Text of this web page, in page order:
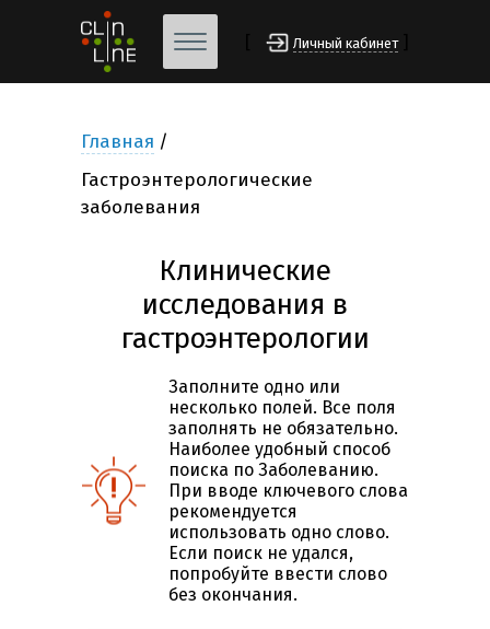
Личный кабинет
Главная
Гастроэнтерологические
заболевания
Клинические
исследования в
гастроэнтерологии
Заполните одно или
несколько полей. Все поля
заполнять не обязательно.
Наиболее удобный способ
поиска по Заболеванию.
При вводе ключевого слова
рекомендуется
использовать одно слово.
Если поиск не удался,
попробуйте ввести слово
без окончания.